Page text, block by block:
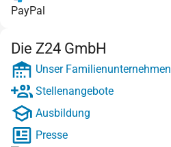
PayPal
Die Z24 GmbH
Unser Familienunternehmen
Stellenangebote
Ausbildung
Presse